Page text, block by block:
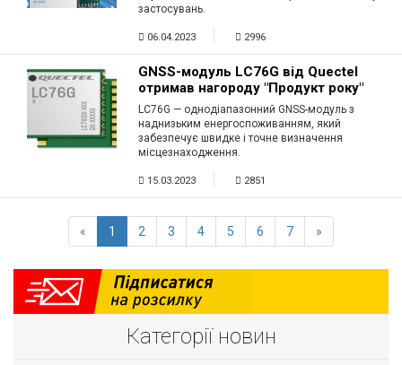
застосувань.
06.04.2023 2996
GNSS-модуль LC76G від Quectel
отримав нагороду "Продукт року"
LC76G — однодіапазонний GNSS-модуль з
наднизьким енергоспоживанням, який
забезпечує швидке і точне визначення
місцезнаходження.
15.03.2023 2851
« 1 2 3 4 5 6 7 »
Категорії новин